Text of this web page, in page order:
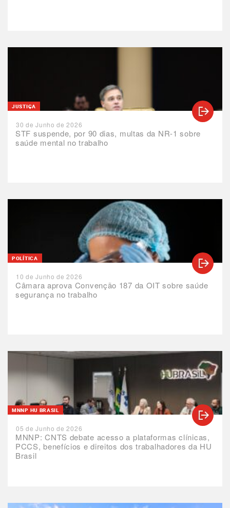
STF suspende, por 90 dias, multas da NR-1 sobre
saúde mental no trabalho
JUSTIÇA
30 de Junho de 2026
Câmara aprova Convenção 187 da OIT sobre saúde
segurança no trabalho
POLÍTICA
10 de Junho de 2026
MNNP: CNTS debate acesso a plataformas clínicas,
PCCS, benefícios e direitos dos trabalhadores da HU
Brasil
MNNP HU BRASIL
05 de Junho de 2026